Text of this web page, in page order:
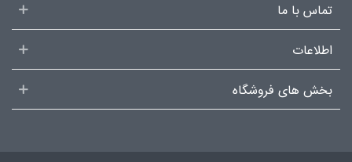
تماس با ما
اطلاعات
بخش های فروشگاه